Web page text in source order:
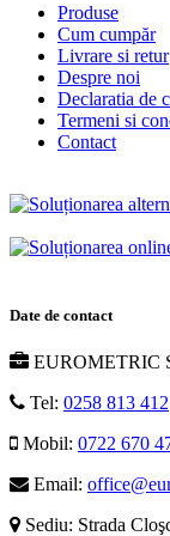
Produse
Cum cumpăr
Livrare si retur
Despre noi
Declaratia de
Termeni si
Contact
Date de contact
EUROMETRIC
Tel: 0258 813 412
Mobil: 0722 670
Email:
Sediu: Strada